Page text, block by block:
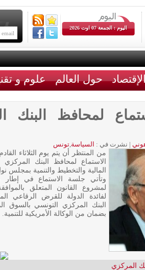
اليوم : الجمعة 07 اوت 2026
حول العالم علوم و
لمحافظ البنك
| نشرت في : السياسة,تونس
الاستماع لمحافظ البنك
المالية والتخطيط والتنمية بمجلس
وتأتي جلسة الاستماع في إطار
لمشروع القانون المتعلق
لفائدة الدولة للقرض الرقاعي
البنك المركزي التونسي بالسوق
بضمان من الوكالة الأمريكية للتنمية.
المركزي